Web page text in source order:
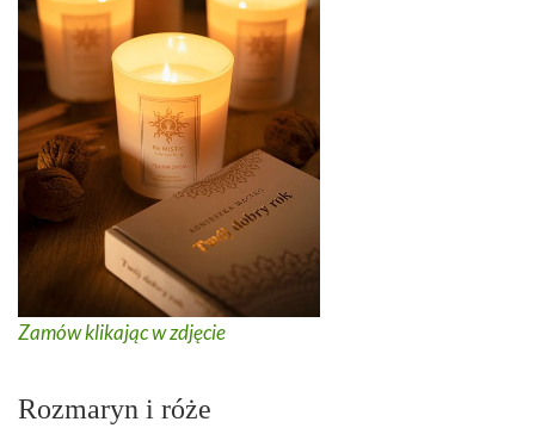
Zamów klikając w zdjęcie
Rozmaryn i róże